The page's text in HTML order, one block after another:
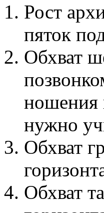
Рост
пяток
Обхват
ношения
нужно
Обхват
Обхват